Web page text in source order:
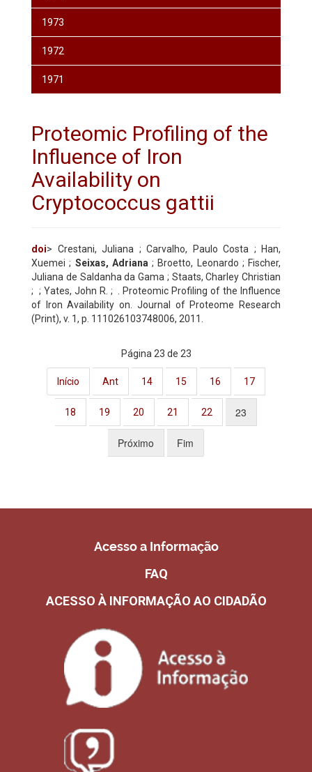
1973
1972
1971
Proteomic Profiling of the
Influence of Iron
Availability on
Cryptococcus gattii
doi> Crestani, Juliana ; Carvalho, Paulo Costa ; Han,
Xuemei ; Seixas, Adriana ; Broetto, Leonardo ; Fischer,
Juliana de Saldanha da Gama ; Staats, Charley Christian
; ; Yates, John R. ;
. Proteomic Profiling of the Influence
of Iron Availability on. Journal of Proteome Research
(Print), v. 1, p. 111026103748006, 2011.
Página 23 de 23
Início Ant 14 15 16 17
18 19 20 21 22 23
Próximo Fim
Acesso a Informação
FAQ
ACESSO À INFORMAÇÃO AO CIDADÃO